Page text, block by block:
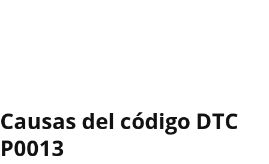
Causas del código DTC
P0013